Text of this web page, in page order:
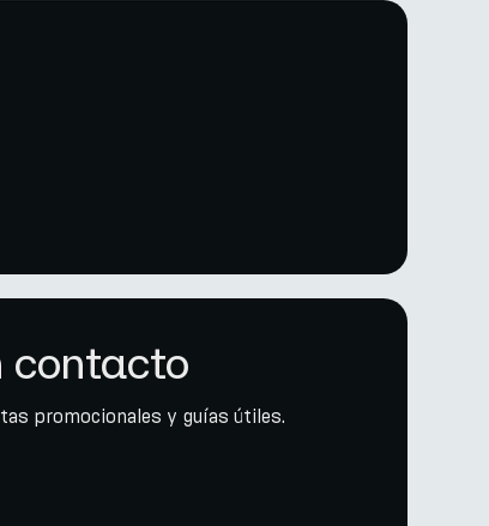
contacto
promocionales y guías útiles.